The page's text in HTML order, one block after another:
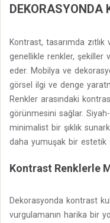
DEKORASYONDA
Kontrast, tasarımda zıtlık
genellikle renkler, şekiller
eder. Mobilya ve
görsel ilgi ve denge
Renkler arasındaki
görünmesini sağlar.
minimalist bir şıklık
daha yumuşak bir estetik
Kontrast Renklerle
Dekorasyonda kontrast
vurgulamanın harika bir